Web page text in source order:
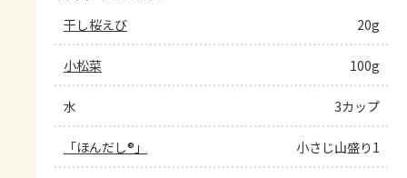
干し桜えび 20g
小松菜 100g
水 3カップ
「ほんだし®」 小さじ山盛り1